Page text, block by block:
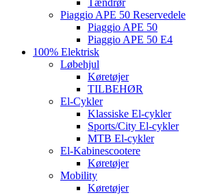
Tændrør
Piaggio APE 50 Reservedele
Piaggio APE 50
Piaggio APE 50 E4
100% Elektrisk
Løbehjul
Køretøjer
TILBEHØR
El-Cykler
Klassiske El-cykler
Sports/City El-cykler
MTB El-cykler
El-Kabinescootere
Køretøjer
Mobility
Køretøjer